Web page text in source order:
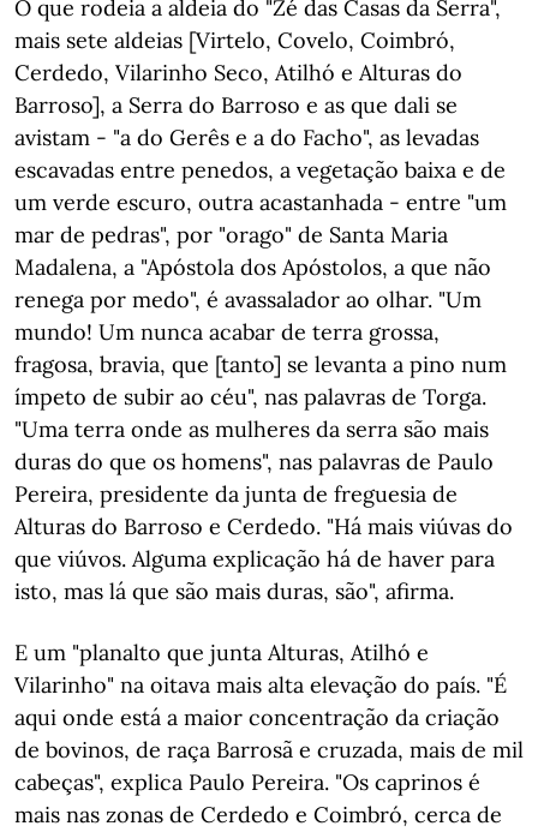
O que rodeia a aldeia do "Zé das Casas da Serra",
mais sete aldeias [Virtelo, Covelo, Coimbró,
Cerdedo, Vilarinho Seco, Atilhó e Alturas do
Barroso], a Serra do Barroso e as que dali se
avistam - "a do Gerês e a do Facho", as levadas
escavadas entre penedos, a vegetação baixa e de
um verde escuro, outra acastanhada - entre "um
mar de pedras", por "orago" de Santa Maria
Madalena, a "Apóstola dos Apóstolos, a que não
renega por medo", é avassalador ao olhar. "Um
mundo! Um nunca acabar de terra grossa,
fragosa, bravia, que [tanto] se levanta a pino num
ímpeto de subir ao céu", nas palavras de Torga.
"Uma terra onde as mulheres da serra são mais
duras do que os homens", nas palavras de Paulo
Pereira, presidente da junta de freguesia de
Alturas do Barroso e Cerdedo. "Há mais viúvas do
que viúvos. Alguma explicação há de haver para
isto, mas lá que são mais duras, são", afirma.
E um "planalto que junta Alturas, Atilhó e
Vilarinho" na oitava mais alta elevação do país. "É
aqui onde está a maior concentração da criação
de bovinos, de raça Barrosã e cruzada, mais de mil
cabeças", explica Paulo Pereira. "Os caprinos é
mais nas zonas de Cerdedo e Coimbró, cerca de